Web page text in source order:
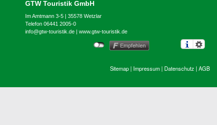
GTW Touristik GmbH
Im Amtmann 3-5 | 35578 Wetzlar
Telefon 06441 2005-0
info@gtw-touristik.de |www.gtw-touristik.de
Sitemap | Impressum | Datenschutz | AGB